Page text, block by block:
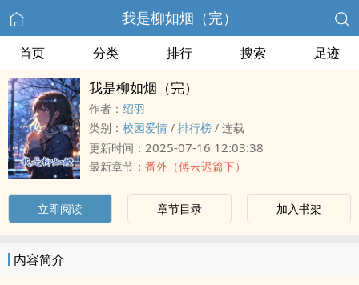
我是柳如烟（完）
首页 分类 排行 搜索 足迹
我是柳如烟（完）
作者： 绍羽
类别： 校园爱情 / 排行榜 / 连载
更新时间： 2025-07-16 12:03:38
最新章节： 番外（傅云迟篇下）
立即阅读 章节目录 加入书架
内容简介